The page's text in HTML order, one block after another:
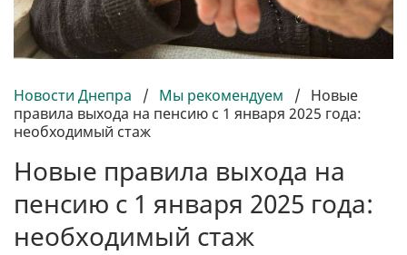
Новости Днепра / Мы рекомендуем / Новые
правила выхода на пенсию с 1 января 2025 года:
необходимый стаж
Новые правила выхода на
пенсию с 1 января 2025 года:
необходимый стаж